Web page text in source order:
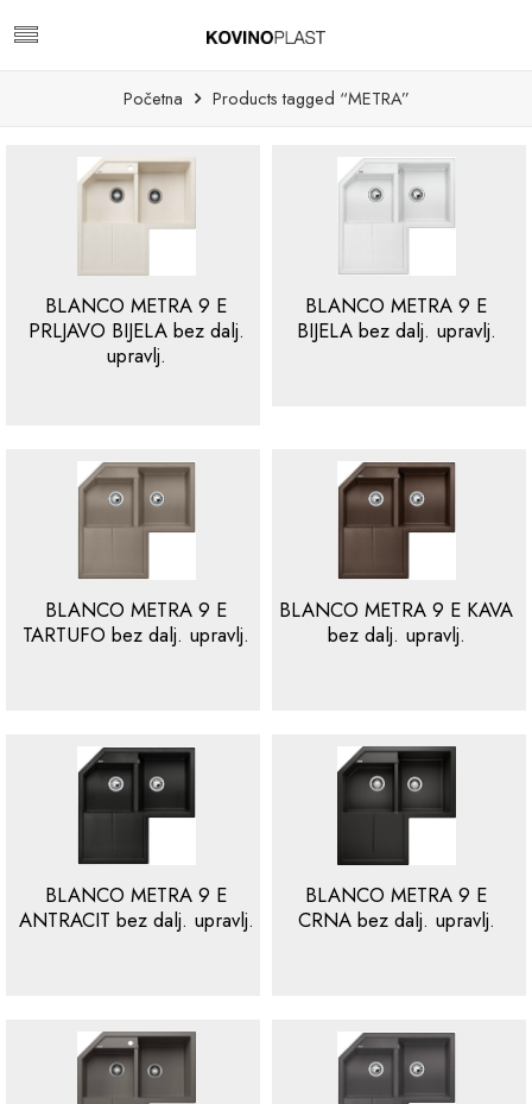
Početna Products tagged “METRA”
BLANCO METRA 9 E
PRLJAVO BIJELA bez dalj.
upravlj.
BLANCO METRA 9 E
BIJELA bez dalj. upravlj.
BLANCO METRA 9 E
TARTUFO bez dalj. upravlj.
BLANCO METRA 9 E KAVA
bez dalj. upravlj.
BLANCO METRA 9 E
ANTRACIT bez dalj. upravlj.
BLANCO METRA 9 E
CRNA bez dalj. upravlj.